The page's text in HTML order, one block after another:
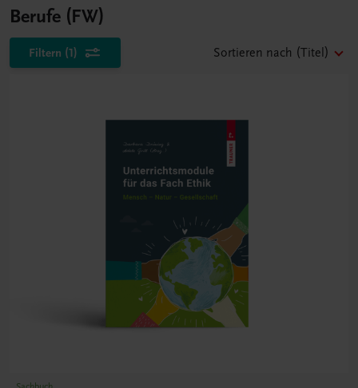
Berufe (FW)
Filtern (1) Sortieren nach (Titel)